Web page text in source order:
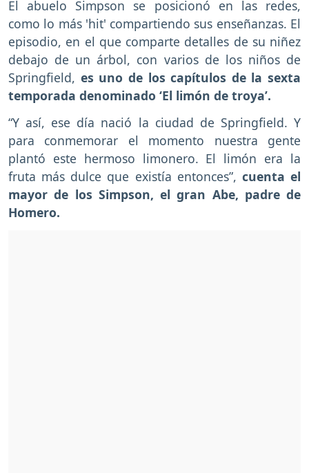
El abuelo Simpson se posicionó en las redes,
como lo más 'hit' compartiendo sus enseñanzas. El
episodio, en el que comparte detalles de su niñez
debajo de un árbol, con varios de los niños de
Springfield, es uno de los capítulos de la sexta
temporada denominado ‘El limón de troya’.
“Y así, ese día nació la ciudad de Springfield. Y
para conmemorar el momento nuestra gente
plantó este hermoso limonero. El limón era la
fruta más dulce que existía entonces”, cuenta el
mayor de los Simpson, el gran Abe, padre de
Homero.